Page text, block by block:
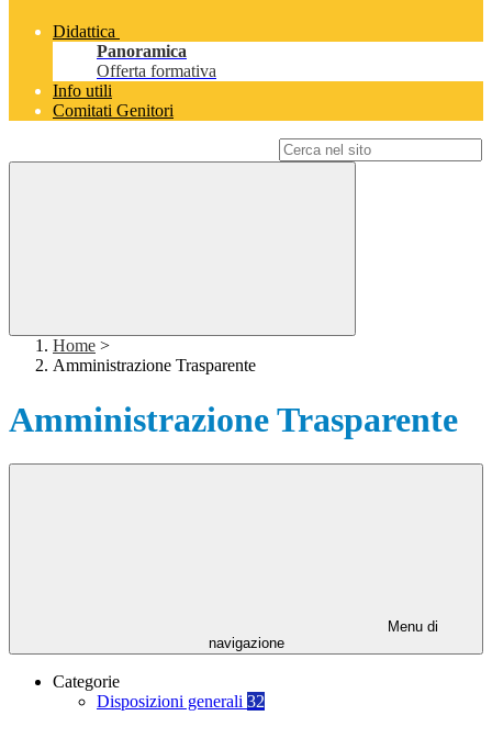
Didattica
Panoramica
Offerta formativa
Info utili
Comitati Genitori
Home >
Amministrazione Trasparente
Amministrazione Trasparente
Menu di
navigazione
Categorie
Disposizioni generali 32